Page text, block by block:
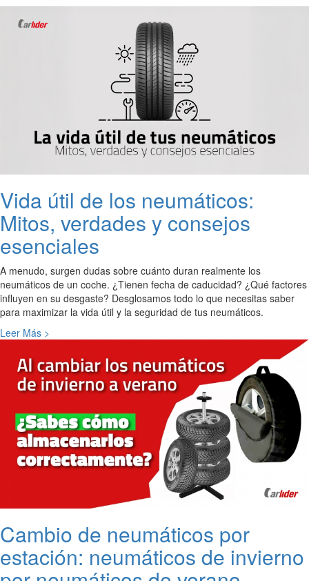
Vida útil de los neumáticos:
Mitos, verdades y consejos
esenciales
A menudo, surgen dudas sobre cuánto duran realmente los
neumáticos de un coche. ¿Tienen fecha de caducidad? ¿Qué factores
influyen en su desgaste? Desglosamos todo lo que necesitas saber
para maximizar la vida útil y la seguridad de tus neumáticos.
Leer Más >
Cambio de neumáticos por
estación: neumáticos de invierno